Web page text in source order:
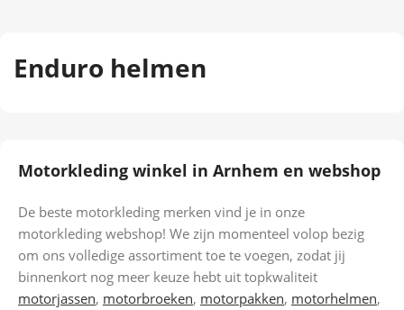
Enduro helmen
Motorkleding winkel in Arnhem en webshop
De beste motorkleding merken vind je in onze
motorkleding webshop! We zijn momenteel volop bezig
om ons volledige assortiment toe te voegen, zodat jij
binnenkort nog meer keuze hebt uit topkwaliteit
motorjassen, motorbroeken, motorpakken, motorhelmen,